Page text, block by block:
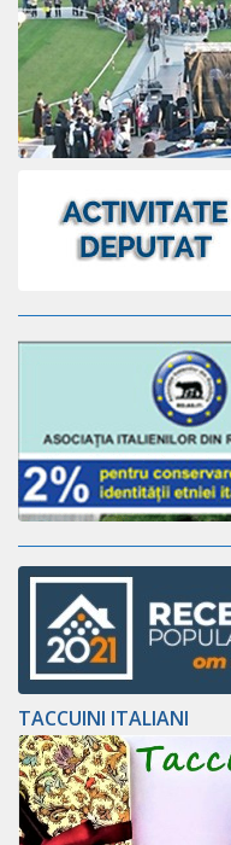
TACCUINI ITALIANI